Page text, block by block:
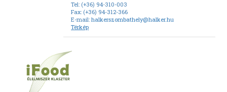
Tel: (+36) 94-310-003
Fax: (+36) 94-312-366
E-mail: halkerszombathely@halker.hu
Térkép